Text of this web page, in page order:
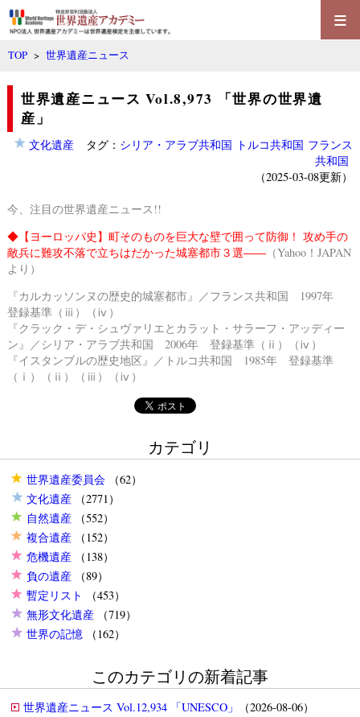
≡
TOP >世界遺産ニュース
世界遺産ニュース Vol.8,973 「世界の世界遺
産」
文化遺産タグ： シリア・アラブ共和国 トルコ共和国 フランス
共和国
（2025-03-08更新）
今、注目の世界遺産ニュース!!
◆【ヨーロッパ史】町そのものを巨大な壁で囲って防御！ 攻め手の
敵兵に難攻不落で立ちはだかった城塞都市３選――（Yahoo！JAPAN
より）
『カルカッソンヌの歴史的城塞都市』／フランス共和国 1997年
登録基準（ⅲ）（ⅳ）
『クラック・デ・シュヴァリエとカラット・サラーフ・アッディー
ン』／シリア・アラブ共和国 2006年 登録基準（ⅱ）（ⅳ）
『イスタンブルの歴史地区』／トルコ共和国 1985年 登録基準
（ⅰ）（ⅱ）（ⅲ）（ⅳ）
カテゴリ
世界遺産委員会（62）
文化遺産（2771）
自然遺産（552）
複合遺産（152）
危機遺産（138）
負の遺産（89）
暫定リスト
（453）
無形文化遺産（719）
世界の記憶（162）
このカテゴリの新着記事
世界遺産ニュース Vol.12,934 「UNESCO」
（2026-08-06）